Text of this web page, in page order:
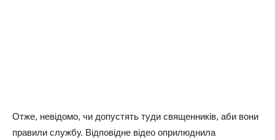
Отже, невідомо, чи допустять туди священників, аби вони
правили службу. Відповідне відео оприлюднила